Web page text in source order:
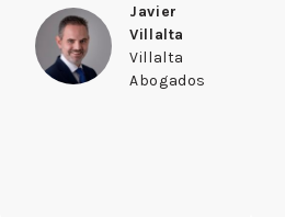
Javier
Villalta
Villalta
Abogados